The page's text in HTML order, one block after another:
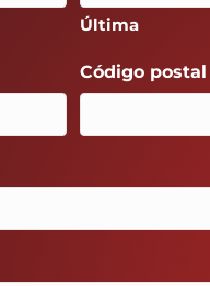
Última
Código postal